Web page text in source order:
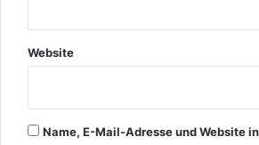
Website
Name, E-Mail-Adresse und Website